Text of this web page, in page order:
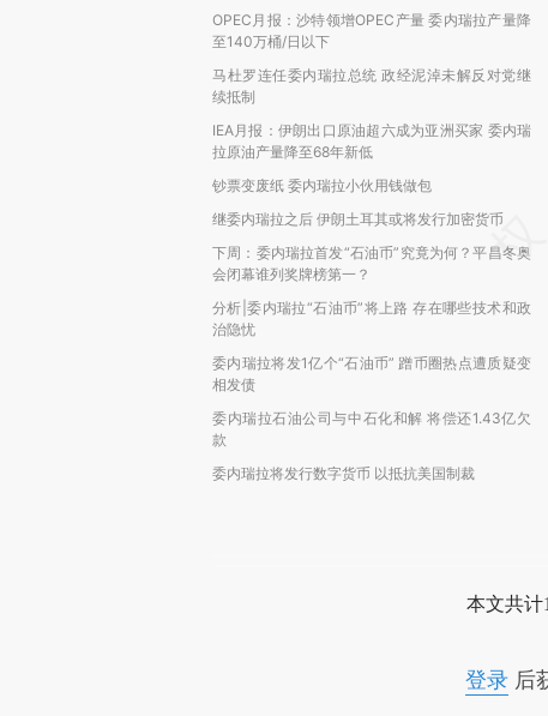
OPEC月报：沙特领增OPEC产量 委内瑞拉产量降
至140万桶/日以下
马杜罗连任委内瑞拉总统 政经泥淖未解反对党继
续抵制
IEA月报：伊朗出口原油超六成为亚洲买家 委内瑞
拉原油产量降至68年新低
钞票变废纸 委内瑞拉小伙用钱做包
继委内瑞拉之后 伊朗土耳其或将发行加密货币
下周：委内瑞拉首发“石油币”究竟为何？平昌冬奥
会闭幕谁列奖牌榜第一？
分析|委内瑞拉“石油币”将上路 存在哪些技术和政
治隐忧
委内瑞拉将发1亿个“石油币” 蹭币圈热点遭质疑变
相发债
委内瑞拉石油公司与中石化和解 将偿还1.43亿欠
款
委内瑞拉将发行数字货币 以抵抗美国制裁
本文共计
登录后